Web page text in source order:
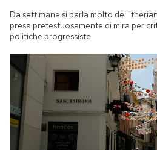
Da settimane si parla molto dei
presa pretestuosamente di mira per
politiche progressiste